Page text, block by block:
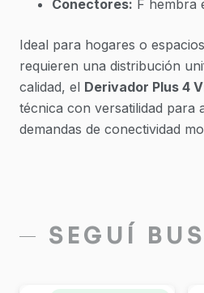
Conectores: F hembra
Ideal para hogares o
requieren una distribución
calidad, el Derivador Plus 4
técnica con versatilidad para
demandas de conectividad
SEGUÍ